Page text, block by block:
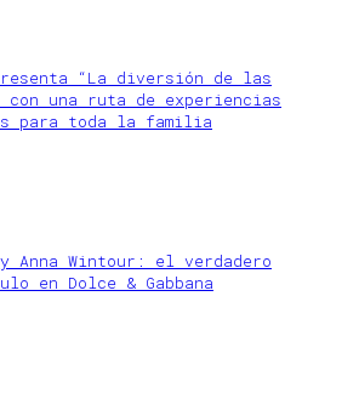
“La diversión de las
una ruta de experiencias
para toda la familia
y Anna Wintour: el verdadero
en Dolce & Gabbana